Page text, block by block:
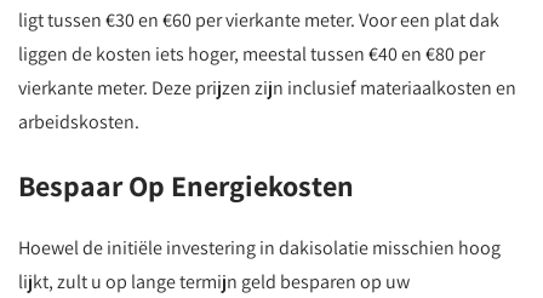
ligt tussen €30 en €60 per vierkante meter. Voor een plat dak
liggen de kosten iets hoger, meestal tussen €40 en €80 per
vierkante meter. Deze prijzen zijn inclusief materiaalkosten en
arbeidskosten.
Bespaar Op Energiekosten
Hoewel de initiële investering in dakisolatie misschien hoog
lijkt, zult u op lange termijn geld besparen op uw